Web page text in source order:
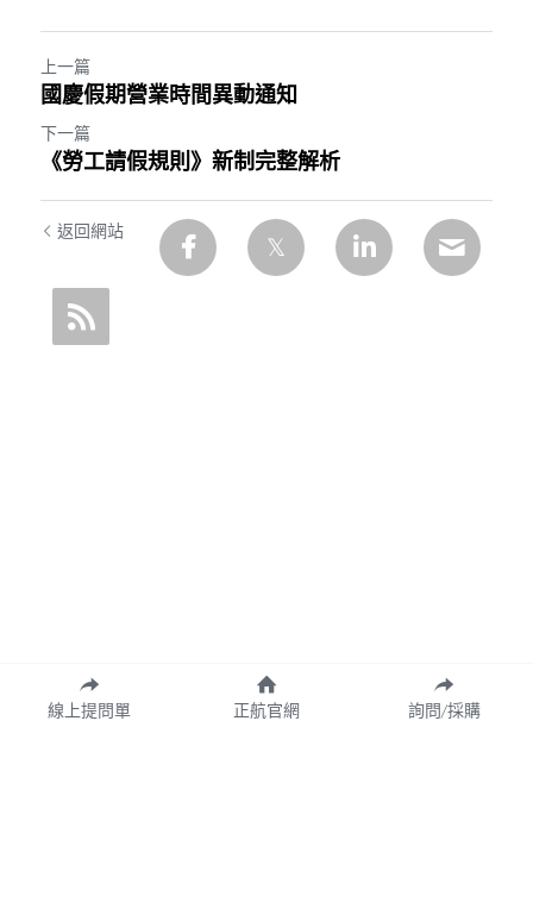
上一篇
國慶假期營業時間異動通知
下一篇
《勞工請假規則》新制完整解析
返回網站
線上提問單 正航官網 詢問/採購